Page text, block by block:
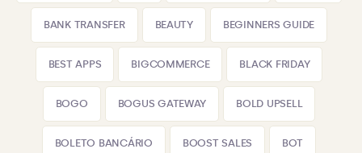
BANK TRANSFER BEAUTY BEGINNERS GUIDE
BEST APPS BIGCOMMERCE BLACK FRIDAY
BOGO BOGUS GATEWAY BOLD UPSELL
BOLETO BANCÁRIO BOOST SALES BOT